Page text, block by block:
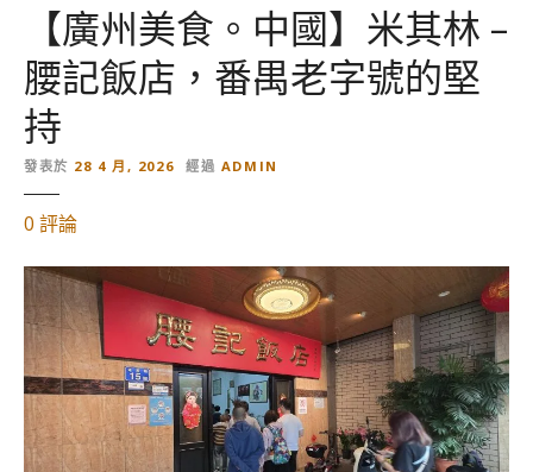
【廣州美食。中國】米其林 –
腰記飯店，番禺老字號的堅
持
發表於 28 4 月, 2026 經過 ADMIN
0 對
廣
州
美
食
。
中
國
評論